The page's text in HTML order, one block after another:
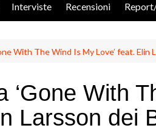
Interviste Recensioni
With The Wind Is My Love’ feat. Elin
‘Gone With
Larsson dei